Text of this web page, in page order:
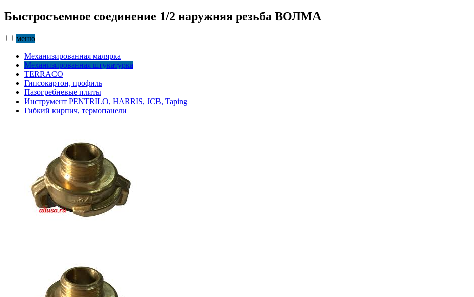
Быстросъемное соединение 1/2 наружняя резьба ВОЛМА
меню
Механизированная малярка
Механизированная штукатурка
TERRACO
Гипсокартон, профиль
Пазогребневые плиты
Инструмент PENTRILO, HARRIS, JCB, Taping
Гибкий кирпич, термопанели